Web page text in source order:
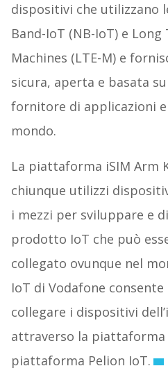
dispositivi che utilizzano
Band-IoT (NB-IoT) e
Machines (LTE-M) e
sicura, aperta e basata
fornitore di applicazioni
mondo.
La piattaforma iSIM Arm
chiunque utilizzi
i mezzi per sviluppare e
prodotto IoT che può
collegato ovunque nel
IoT di Vodafone
collegare i dispositivi
attraverso la piattaforma
piattaforma Pelion IoT.